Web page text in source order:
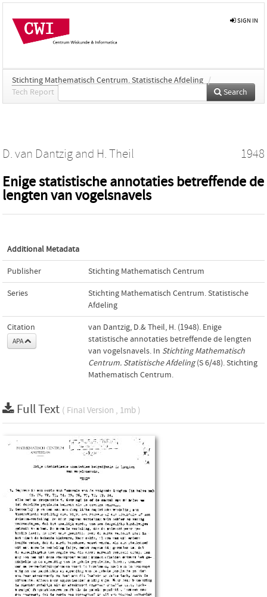
SIGN IN
Stichting Mathematisch Centrum. Statistische Afdeling /
Tech Report
Search
D. van Dantzig and H. Theil 1948
Enige statistische annotaties betreffende de
lengten van vogelsnavels
Additional Metadata
Publisher Stichting Mathematisch Centrum
Series
Stichting Mathematisch Centrum. Statistische
Afdeling
Citation
APA
van Dantzig, D.& Theil, H. (1948). Enige
statistische annotaties betreffende de lengten
van vogelsnavels. In Stichting Mathematisch
Centrum. Statistische Afdeling(S 6/48). Stichting
Mathematisch Centrum.
Full Text ( Final Version , 1mb )